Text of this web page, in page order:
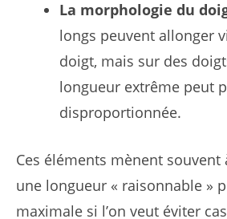
La morphologie du
longs peuvent allonger
doigt, mais sur des
longueur extrême peut
disproportionnée.
Ces éléments mènent
une longueur « raisonnable »
maximale si l’on veut éviter